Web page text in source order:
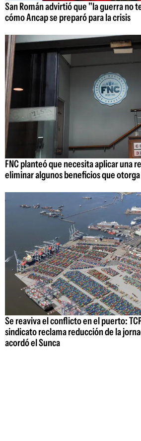
San Román advirtió que "la guerra no
cómo Ancap se preparó para la crisis
FNC planteó que necesita aplicar una
eliminar algunos beneficios que
Se reaviva el conflicto en el puerto:
sindicato reclama reducción de la
acordó el Sunca